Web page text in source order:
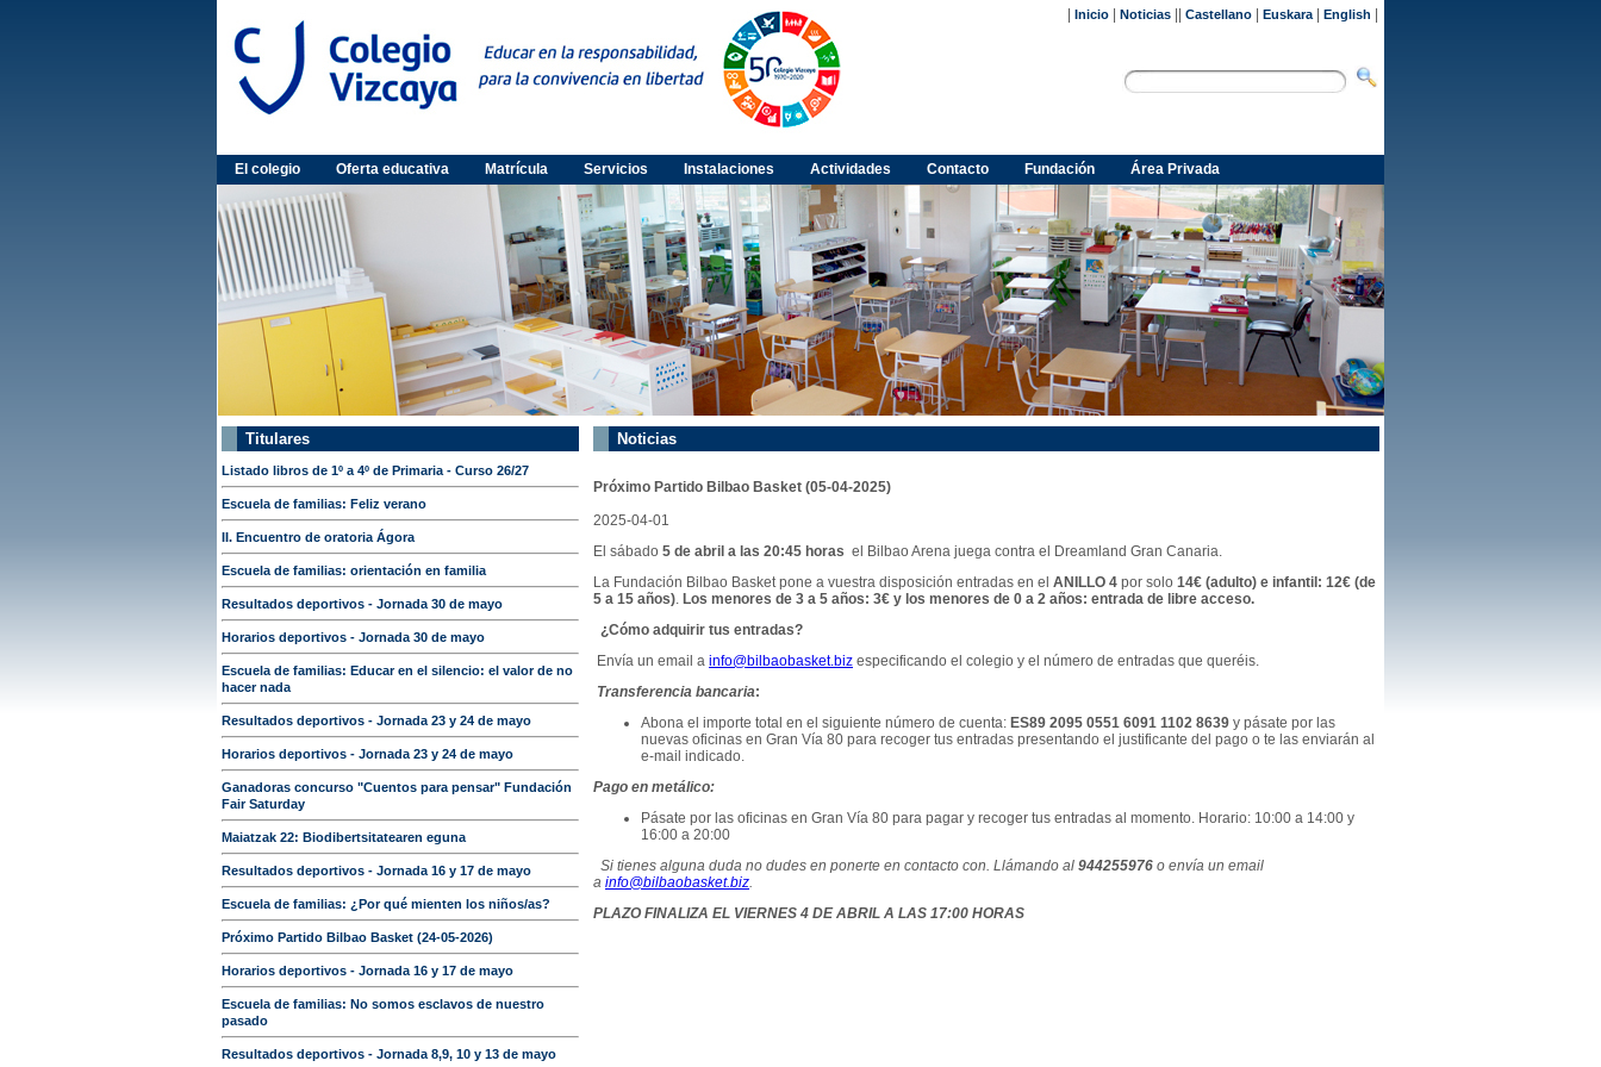
Inicio Noticias Castellano Euskara| English
El colegio Oferta educativa Matrícula Servicios Instalaciones Actividades Contacto Fundación Área Privada
Titulares
Listado libros de 1º a 4º de Primaria - Curso 26/27
Escuela de familias: Feliz verano
II. Encuentro de oratoria Ágora
Escuela de familias: orientación en familia
Resultados deportivos - Jornada 30 de mayo
Horarios deportivos - Jornada 30 de mayo
Escuela de familias: Educar en el silencio: el valor de no
hacer nada
Resultados deportivos - Jornada 23 y 24 de mayo
Horarios deportivos - Jornada 23 y 24 de mayo
Ganadoras concurso "Cuentos para pensar" Fundación
Fair Saturday
Maiatzak 22: Biodibertsitatearen eguna
Resultados deportivos - Jornada 16 y 17 de mayo
Escuela de familias: ¿Por qué mienten los niños/as?
Próximo Partido Bilbao Basket (24-05-2026)
Horarios deportivos - Jornada 16 y 17 de mayo
Escuela de familias: No somos esclavos de nuestro
pasado
Resultados deportivos - Jornada 8,9, 10 y 13 de mayo
Noticias
Próximo Partido Bilbao Basket (05-04-2025)
2025-04-01
El sábado 5 de abril a las 20:45 horas el Bilbao Arena juega contra el Dreamland Gran Canaria.
La Fundación Bilbao Basket pone a vuestra disposición entradas en el ANILLO 4 por solo 14€ (adulto) e infantil: 12€ (de
5 a 15 años). Los menores de 3 a 5 años: 3€ y los menores de 0 a 2 años: entrada de libre acceso.
¿Cómo adquirir tus entradas?
Envía un email a info@bilbaobasket.biz especificando el colegio y el número de entradas que queréis.
Transferencia bancaria:
Abona el importe total en el siguiente número de cuenta: ES89 2095 0551 6091 1102 8639 y pásate por las
nuevas oficinas en Gran Vía 80 para recoger tus entradas presentando el justificante del pago o te las enviarán al
e-mail indicado.
Pago en metálico:
Pásate por las oficinas en Gran Vía 80 para pagar y recoger tus entradas al momento. Horario: 10:00 a 14:00 y
16:00 a 20:00
Si tienes alguna duda no dudes en ponerte en contacto con. Llámando al 944255976 o envía un email
a info@bilbaobasket.biz.
PLAZO FINALIZA EL VIERNES 4 DE ABRIL A LAS 17:00 HORAS